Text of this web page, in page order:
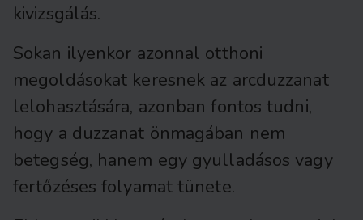
kivizsgálás.
Sokan ilyenkor azonnal otthoni
megoldásokat keresnek az arcduzzanat
lelohasztására, azonban fontos tudni,
hogy a duzzanat önmagában nem
betegség, hanem egy gyulladásos vagy
fertőzéses folyamat tünete.